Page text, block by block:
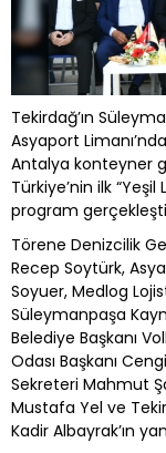
Tekirdağ’ın
Asyaport
Antalya konteyner
Türkiye’nin ilk “Yeşil
program
Törene Denizcilik
Recep Soytürk,
Soyuer, Medlog
Süleymanpaşa
Belediye Başkanı
Odası Başkanı
Sekreteri Mahmut
Mustafa Yel ve
Kadir Albayrak’ın